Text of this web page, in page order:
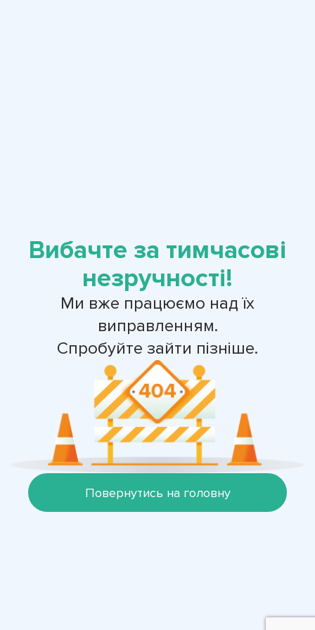
Вибачте за тимчасові
незручності!
Ми вже працюємо над їх
виправленням.
Спробуйте зайти пізніше.
Повернутись на головну